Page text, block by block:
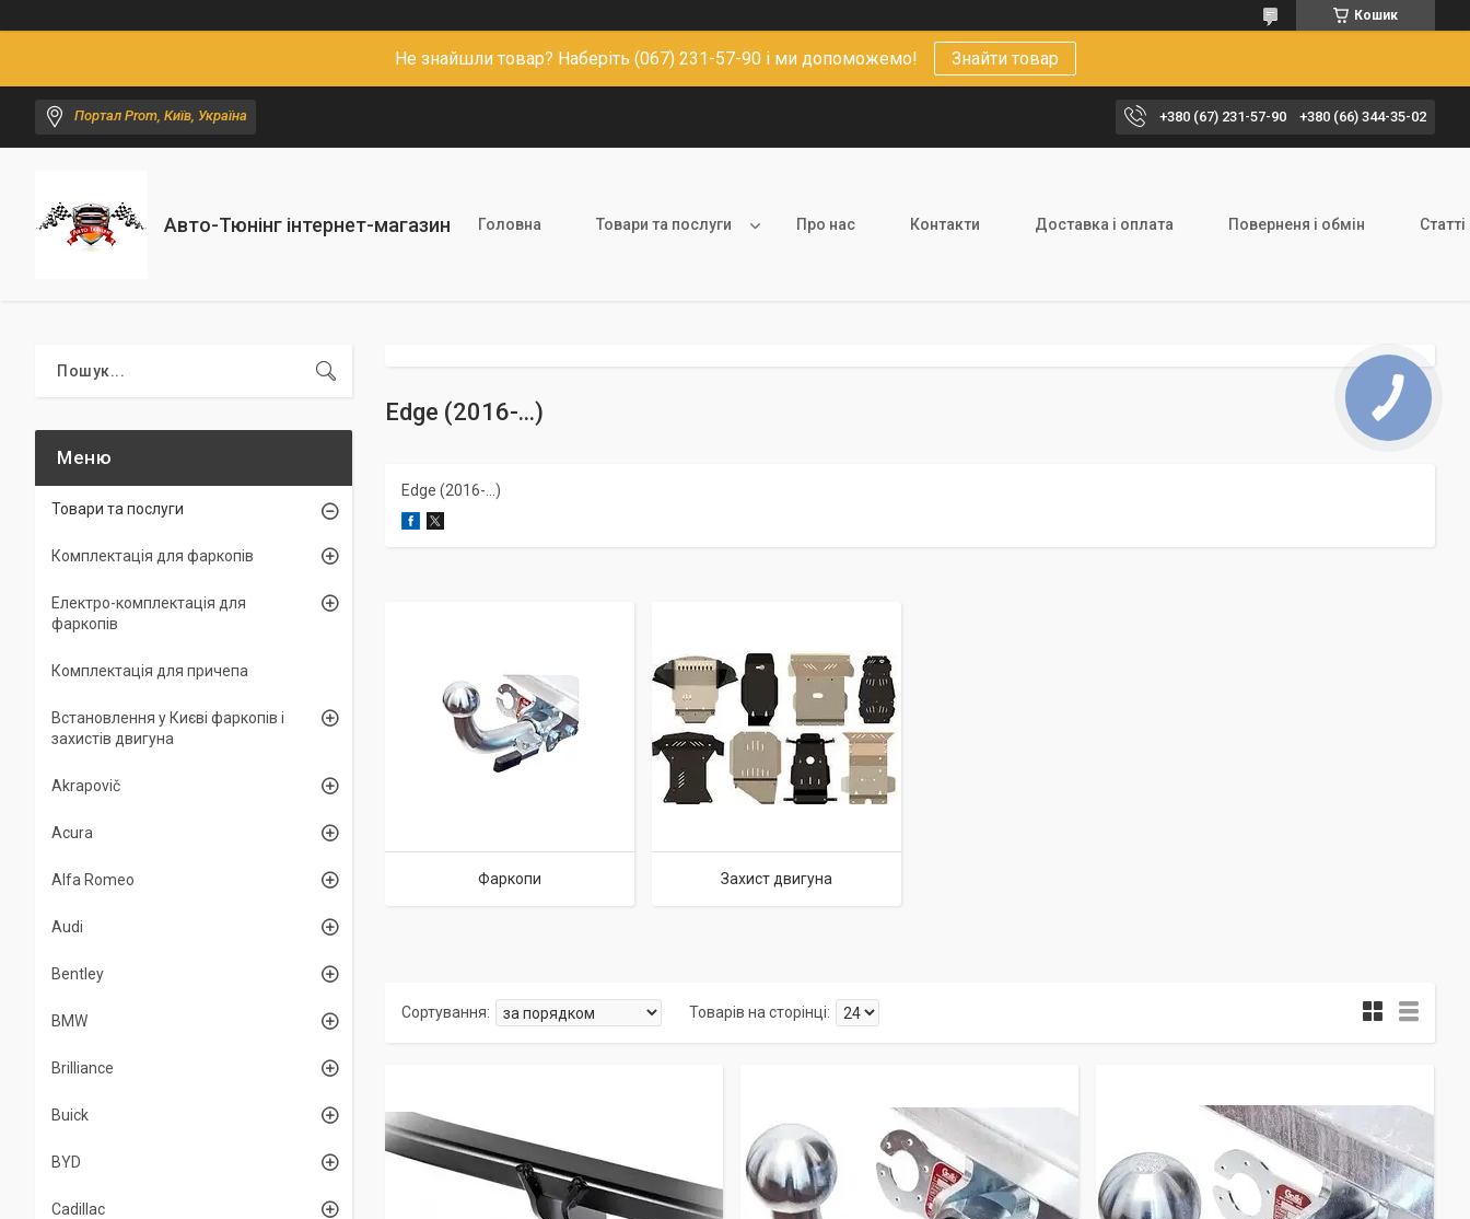
Кошик
Не знайшли товар? Наберіть (067) 231-57-90 і ми допоможемо! Знайти товар
Портал Prom, Київ, Україна +380 (67) 231-57-90 +380 (66) 344-35-02
Авто-Тюнінг інтернет-магазин Головна Товари та послуги Про нас Контакти Доставка і оплата Поверненя і обмін Статті
Edge (2016-...)
Edge (2016-...)
Фаркопи Захист двигуна
Товари та послуги
Комплектація для фаркопів
Електро-комплектація для
фаркопів
Комплектація для причепа
Встановлення у Києві фаркопів і
захистів двигуна
Akrapovič
Acura
Alfa Romeo
Audi
Bentley
BMW
Brilliance
Buick
BYD
Cadillac